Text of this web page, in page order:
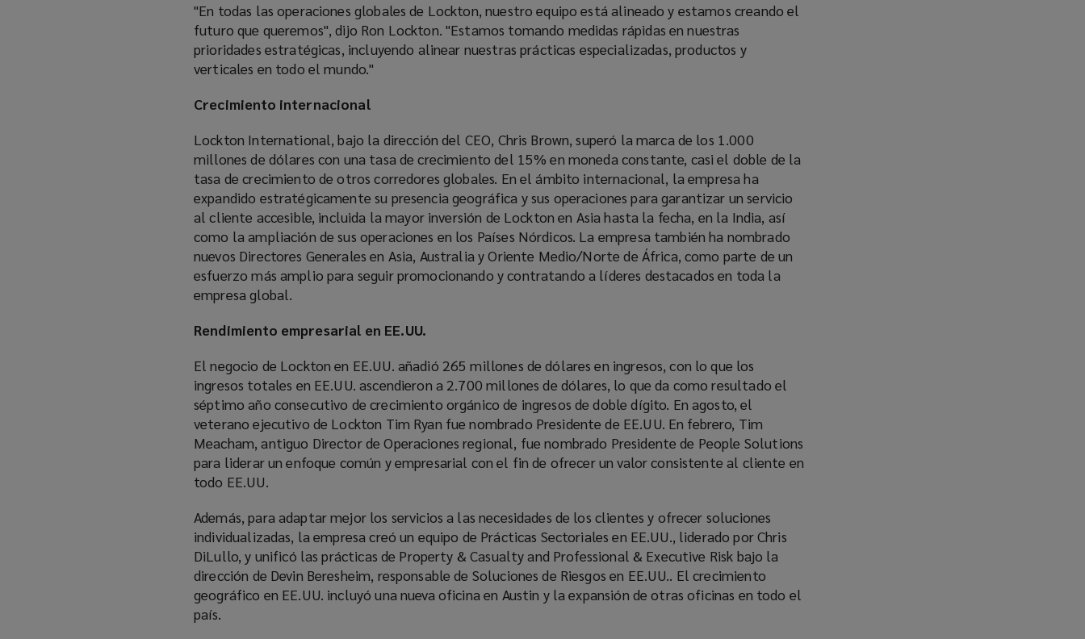
"En todas las operaciones globales de Lockton, nuestro equipo está alineado y estamos creando el
futuro que queremos", dijo Ron Lockton. "Estamos tomando medidas rápidas en nuestras
prioridades estratégicas, incluyendo alinear nuestras prácticas especializadas, productos y
verticales en todo el mundo."
Crecimiento internacional
Lockton International, bajo la dirección del CEO, Chris Brown, superó la marca de los 1.000
millones de dólares con una tasa de crecimiento del 15% en moneda constante, casi el doble de la
tasa de crecimiento de otros corredores globales. En el ámbito internacional, la empresa ha
expandido estratégicamente su presencia geográfica y sus operaciones para garantizar un servicio
al cliente accesible, incluida la mayor inversión de Lockton en Asia hasta la fecha, en la India, así
como la ampliación de sus operaciones en los Países Nórdicos. La empresa también ha nombrado
nuevos Directores Generales en Asia, Australia y Oriente Medio/Norte de África, como parte de un
esfuerzo más amplio para seguir promocionando y contratando a líderes destacados en toda la
empresa global.
Rendimiento empresarial en EE.UU.
El negocio de Lockton en EE.UU. añadió 265 millones de dólares en ingresos, con lo que los
ingresos totales en EE.UU. ascendieron a 2.700 millones de dólares, lo que da como resultado el
séptimo año consecutivo de crecimiento orgánico de ingresos de doble dígito. En agosto, el
veterano ejecutivo de Lockton Tim Ryan fue nombrado Presidente de EE.UU. En febrero, Tim
Meacham, antiguo Director de Operaciones regional, fue nombrado Presidente de People Solutions
para liderar un enfoque común y empresarial con el fin de ofrecer un valor consistente al cliente en
todo EE.UU.
Además, para adaptar mejor los servicios a las necesidades de los clientes y ofrecer soluciones
individualizadas, la empresa creó un equipo de Prácticas Sectoriales en EE.UU., liderado por Chris
DiLullo, y unificó las prácticas de Property & Casualty and Professional & Executive Risk bajo la
dirección de Devin Beresheim, responsable de Soluciones de Riesgos en EE.UU.. El crecimiento
geográfico en EE.UU. incluyó una nueva oficina en Austin y la expansión de otras oficinas en todo el
país.